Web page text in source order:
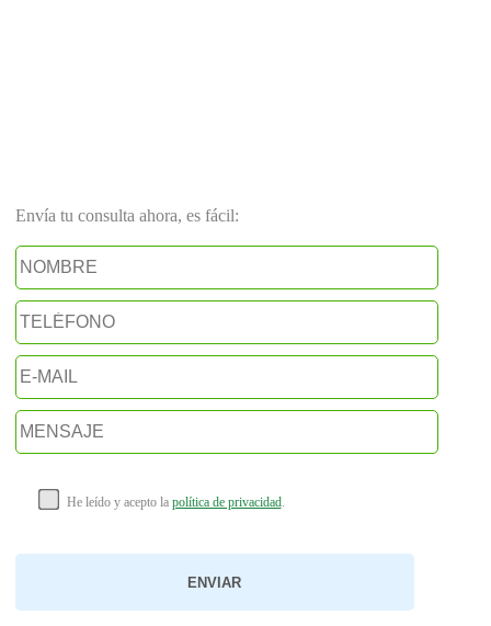
Envía tu consulta ahora, es fácil:
He leído y acepto la política de privacidad.